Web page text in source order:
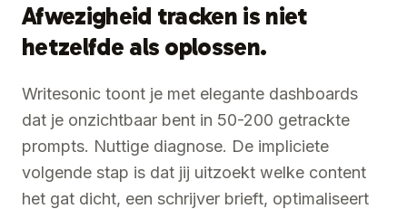
Afwezigheid tracken is niet
hetzelfde als oplossen.
Writesonic toont je met elegante dashboards
dat je onzichtbaar bent in 50-200 getrackte
prompts. Nuttige diagnose. De impliciete
volgende stap is dat jij uitzoekt welke content
het gat dicht, een schrijver brieft, optimaliseert